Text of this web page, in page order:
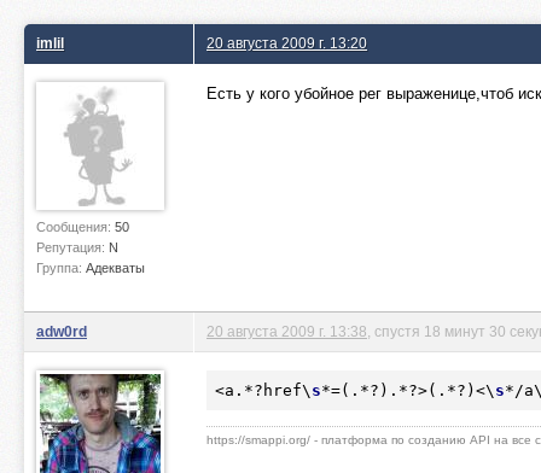
imlil
Сообщения: 50
Репутация: N
Группа: Адекваты
20 августа 2009 г. 13:20
Есть у кого убойное рег выраженице,чтоб
adw0rd 20 августа 2009 г. 13:38 , спустя 18 минут 30
<a. *? href\ s*=(. *? ). *?>(. *? )<\ s*/
https://smappi.org/ - платформа по созданию API на все